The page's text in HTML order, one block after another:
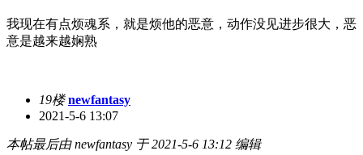
我现在有点烦魂系，就是烦他的恶意，动作没见进步很大，恶
意是越来越娴熟
19楼 newfantasy
2021-5-6 13:07
本帖最后由 newfantasy 于 2021-5-6 13:12 编辑